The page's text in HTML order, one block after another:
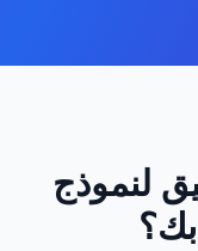
لنموذج